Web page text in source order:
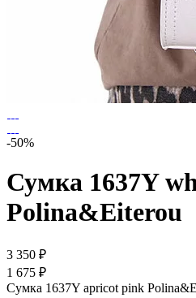
-50%
Сумка 1637Y
Polina&Eiterou
3 350 ₽
1 675 ₽
Сумка 1637Y apricot pink